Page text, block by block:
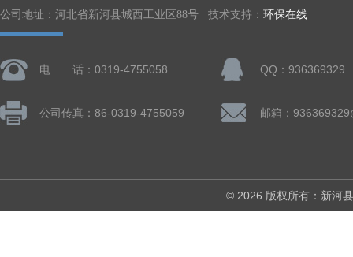
公司地址：河北省新河县城西工业区88号 技术支持： 环保在线
电 话：0319-4755058 QQ：936369329
公司传真：86-0319-4755059 邮箱：
© 2026 版权所有：新河